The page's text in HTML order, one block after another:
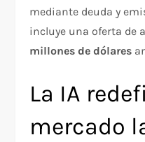
mediante deuda y
incluye una oferta de
millones de dólares
La IA
mercado